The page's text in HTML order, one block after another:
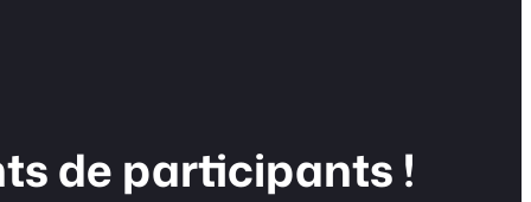
de participants !